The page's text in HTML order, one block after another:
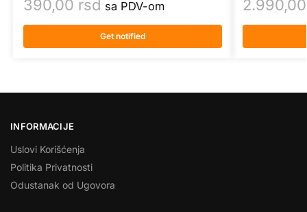
390,00 rsd sa PDV-om
Get notified
INFORMACIJE
Uslovi Korišćenja
Politika Privatnosti
Odustanak od Ugovora